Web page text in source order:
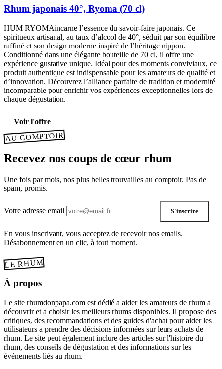
Rhum japonais 40°, Ryoma (70 cl)
HUM RYOMAincarne l’essence du savoir-faire japonais. Ce
spiritueux artisanal, au taux d’alcool de 40°, séduit par son équilibre
raffiné et son design moderne inspiré de l’héritage nippon.
Conditionné dans une élégante bouteille de 70 cl, il offre une
expérience gustative unique. Idéal pour des moments conviviaux, ce
produit authentique est indispensable pour les amateurs de qualité et
d’innovation. Découvrez l’alliance parfaite de tradition et modernité
incomparable pour enrichir vos expériences exceptionnelles lors de
chaque dégustation.
Voir l'offre
AU COMPTOIR
Recevez nos coups de cœur rhum
Une fois par mois, nos plus belles trouvailles au comptoir. Pas de
spam, promis.
Votre adresse email S'inscrire
En vous inscrivant, vous acceptez de recevoir nos emails.
Désabonnement en un clic, à tout moment.
LE RHUM
À propos
Le site rhumdonpapa.com est dédié a aider les amateurs de rhum a
découvrir et a choisir les meilleurs rhums disponibles. Il propose des
critiques, des recommandations et des guides d'achat pour aider les
utilisateurs a prendre des décisions informées sur leurs achats de
rhum. Le site peut également inclure des articles sur l'histoire du
rhum, des conseils de dégustation et des informations sur les
événements liés au rhum.